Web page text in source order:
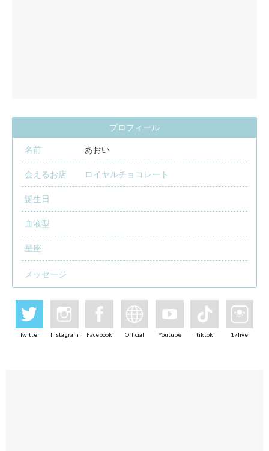
プロフィール
名前 あおい
会えるお店 ロイヤルチョコレート
誕生日
血液型
星座
メッセージ
Twitter Instagram Facebook Official Youtube tiktok 17live